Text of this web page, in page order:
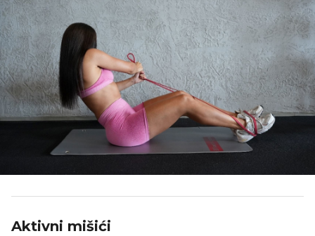
Aktivni mišići